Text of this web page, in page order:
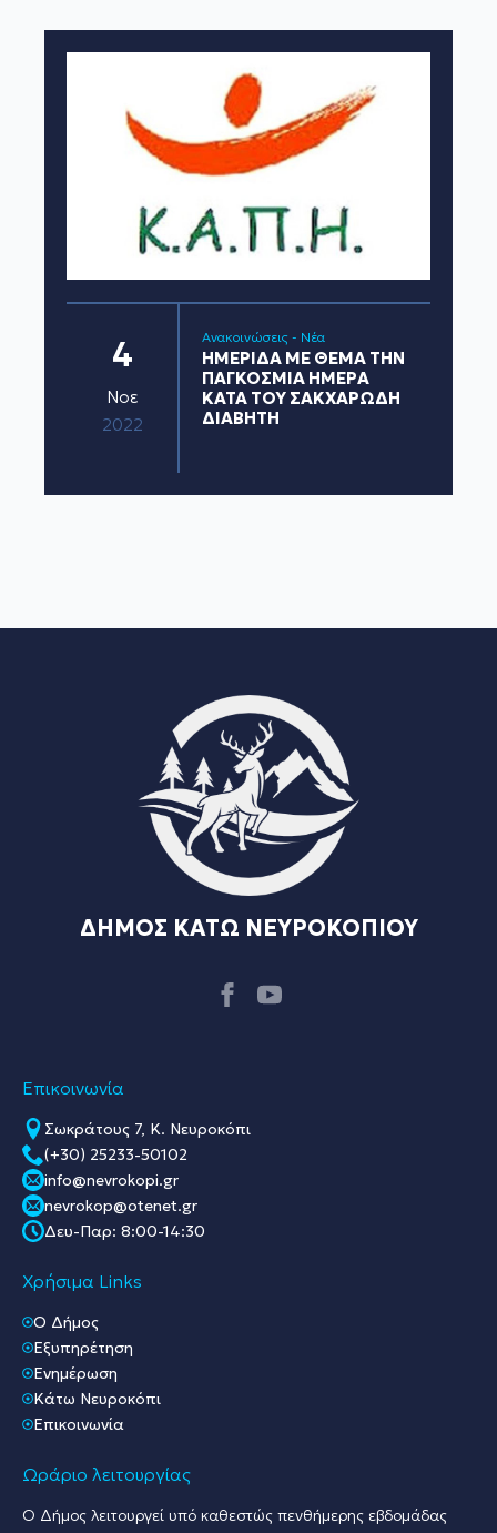
4
Νοε
2022
Ανακοινώσεις - Νέα
ΗΜΕΡΙΔΑ ΜΕ ΘΕΜΑ ΤΗΝ
ΠΑΓΚΟΣΜΙΑ ΗΜΕΡΑ
ΚΑΤΑ ΤΟΥ ΣΑΚΧΑΡΩΔΗ
ΔΙΑΒΗΤΗ
ΔΗΜΟΣ ΚΑΤΩ ΝΕΥΡΟΚΟΠΙΟΥ
Επικοινωνία
Σωκράτους 7, Κ. Νευροκόπι
(+30) 25233-50102
info@nevrokopi.gr
nevrokop@otenet.gr
Δευ-Παρ: 8:00-14:30
Χρήσιμα Links
O Δήμος
Εξυπηρέτηση
Ενημέρωση
Κάτω Νευροκόπι
Επικοινωνία
Ωράριο λειτουργίας
Ο Δήμος λειτουργεί υπό καθεστώς πενθήμερης εβδομάδας